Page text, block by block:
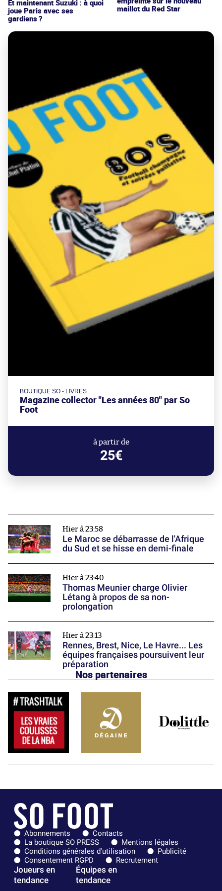
Et maintenant Suzuki : à quoi
joue Paris avec ses
gardiens ?
maillot du Red Star
BOUTIQUE SO - LIVRES
Magazine collector "Les années 80" par So
Foot
à partir de
25€
Hier à 23:58
Le Maroc se débarrasse de l'Afrique
du Sud et se hisse en demi-finale
Hier à 23:40
Thomas Meunier charge Olivier
Létang à propos de sa non-
prolongation
Hier à 23:13
Rennes, Brest, Nice, Le Havre... Les
équipes françaises poursuivent leur
préparation
Nos partenaires
Abonnements
Contacts
La boutique SO PRESS
Mentions légales
Conditions générales d'utilisation
Publicité
Consentement RGPD
Recrutement
Joueurs en
tendance
Équipes en
tendance